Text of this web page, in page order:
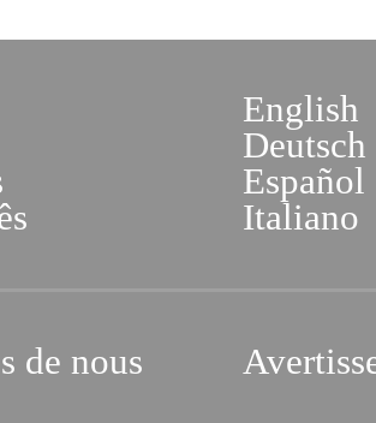
English
Deutsch
Español
Italiano
de nous